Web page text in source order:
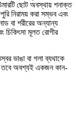
ছোট অবস্থায় শনাক্ত
নিরাময় করা সম্ভব এবং
বা শরীরের অন্যান্য
চিকিৎসা মূলত রোগীর
ভাঙা বা গলা ব্যথাকে
তবে অবশ্যই একজন কান-